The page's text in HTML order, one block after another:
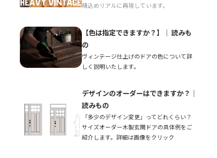
精込めリアルに再現しています。
【色は指定できますか？】｜ 読みも
の
ヴィンテージ仕上げのドアの色について詳
しく説明いたします。
デザインのオーダーはできますか？｜
読みもの
「多少のデザイン変更」ってどれくらい？
サイズオーダー木製玄関ドアの具体例をご
紹介します。詳細は画像をクリック